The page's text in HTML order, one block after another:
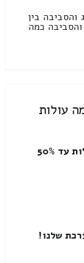
והסביבה בין
והסביבה כמה
עולות
הובלות עד 50%
שלנו!